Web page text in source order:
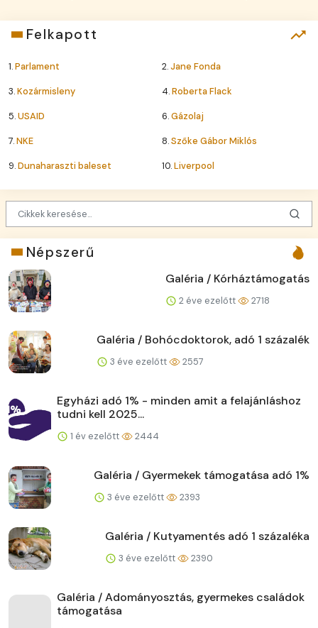
Felkapott
1.Parlament 2.Jane Fonda
3.Kozármisleny 4.Roberta Flack
5.USAID 6.Gázolaj
7.NKE 8.Szőke Gábor Miklós
9.Dunaharaszti baleset 10.Liverpool
Népszerű
Galéria / Kórháztámogatás
2 éve ezelőtt 2718
Galéria / Bohócdoktorok, adó 1 százalék
3 éve ezelőtt 2557
Egyházi adó 1% - minden amit a felajánláshoz
tudni kell 2025...
1 év ezelőtt 2444
Galéria / Gyermekek támogatása adó 1%
3 éve ezelőtt 2393
Galéria / Kutyamentés adó 1 százaléka
3 éve ezelőtt 2390
Galéria / Adományosztás, gyermekes családok
támogatása